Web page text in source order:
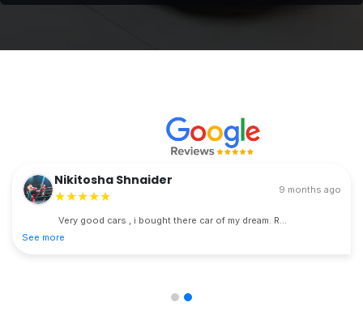
Nikitosha Shnaider
★★★★★
9 months ago
Very good cars , i bought there car of my dream. R...
See more